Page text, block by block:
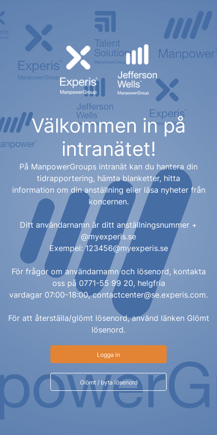
Välkommen in på
intranätet!
På ManpowerGroups intranät kan du hantera din
tidrapportering, hämta blanketter, hitta
information om din anställning eller läsa nyheter från
koncernen.
Ditt användarnamn är ditt anställningsnummer +
@myexperis.se
Exempel:123456@myexperis.se
För frågor om användarnamn och lösenord, kontakta
oss på 0771-55 99 20, helgfria
vardagar 07:00-18:00,contactcenter@se.experis.com.
För att återställa/glömt lösenord, använd länken Glömt
lösenord.
Logga in
Glömt / byta lösenord